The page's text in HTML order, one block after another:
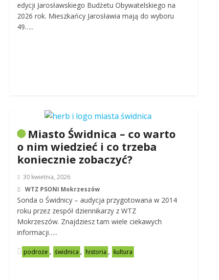
edycji Jarosławskiego Budżetu Obywatelskiego na
2026 rok. Mieszkańcy Jarosławia mają do wyboru
49…..
Miasto Świdnica – co warto
o nim wiedzieć i co trzeba
koniecznie zobaczyć?
30 kwietnia, 2026
WTZ PSONI Mokrzeszów
Sonda o Świdnicy – audycja przygotowana w 2014
roku przez zespół dziennikarzy z WTZ
Mokrzeszów. Znajdziesz tam wiele ciekawych
informacji…..
podroże , świdnica , historia , kultura